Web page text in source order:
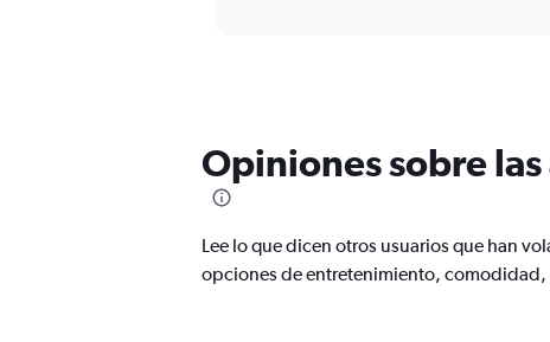
chart
has
axis
displaying
Opiniones sobre
Lee lo que dicen otros usuarios que han
opciones de entretenimiento,